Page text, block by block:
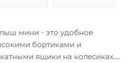
мини - это удобное
бортиками и
ящики на колесиках.